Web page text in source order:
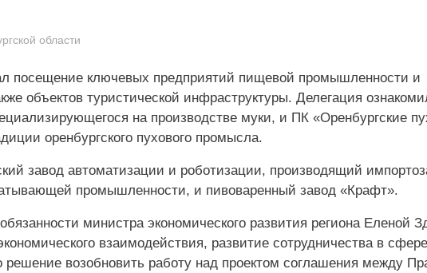
области
посещение ключевых предприятий пищевой промышленности и
объектов туристической инфраструктуры. Делегация
на производстве муки, и ПК «Оренбургские
оренбургского пухового промысла.
завод автоматизации и роботизации, производящий
промышленности, и пивоваренный завод «Крафт».
министра экономического развития региона Еленой
взаимодействия, развитие сотрудничества в
возобновить работу над проектом соглашения между